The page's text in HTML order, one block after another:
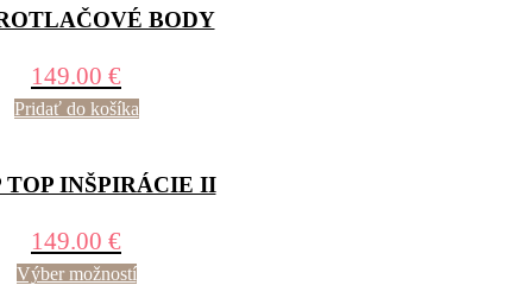
BODY
149.00 €
Pridať do košíka
TOP INŠPIRÁCIE II
149.00 €
Výber možností